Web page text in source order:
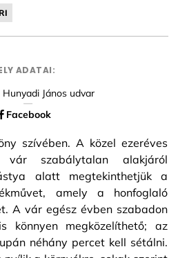
ADATAI:
Hunyadi János udvar
Facebook
szívében. A közel ezeréves
vár szabálytalan alakjáról
alatt megtekinthetjük a
amely a honfoglaló
A vár egész évben szabadon
könnyen megközelíthető; az
néhány percet kell sétálni.